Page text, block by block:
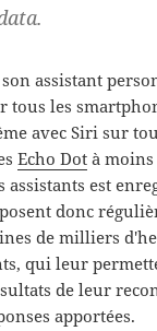
son assistant
tous les
avec Siri sur
Echo Dot à moins
assistants est
donc
de milliers
qui leur
de leur
apportées.